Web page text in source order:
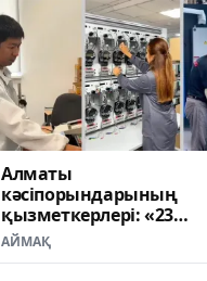
Алматы
кәсіпорындарының
қызметкерлері: «23
тамызда біз өз
таңдауымызды
АЙМАҚ